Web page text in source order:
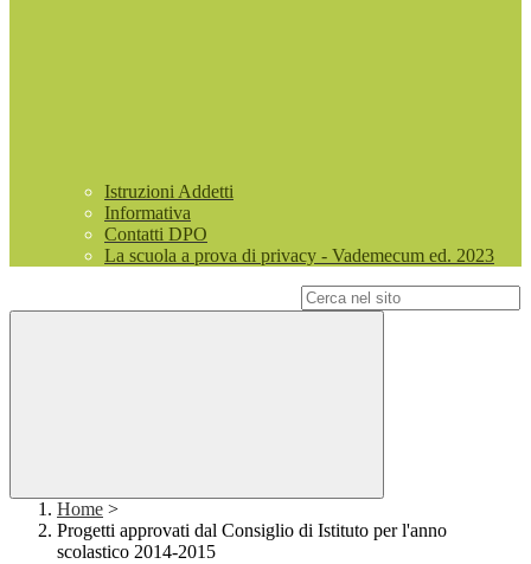
Istruzioni Addetti
Informativa
Contatti DPO
La scuola a prova di privacy - Vademecum ed. 2023
Home >
Progetti approvati dal Consiglio di Istituto per l'anno
scolastico 2014-2015